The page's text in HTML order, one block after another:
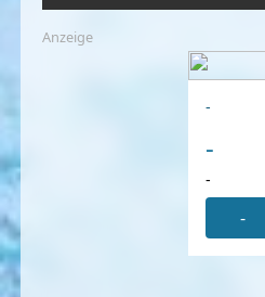
Anzeige
-
-
-
-